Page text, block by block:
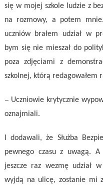
się w mojej szkole ludzie z
na rozmowy, a potem
uczniów brałem udział w
bym się nie mieszał do
poza zdjęciami z
szkolnej, którą redagowałem
– Uczniowie krytycznie
oznajmiali.
I dodawali, że Służba
pewnego czasu z uwagą.
jeszcze raz wezmę udział
wyjdą na ulicę, zostanie mi